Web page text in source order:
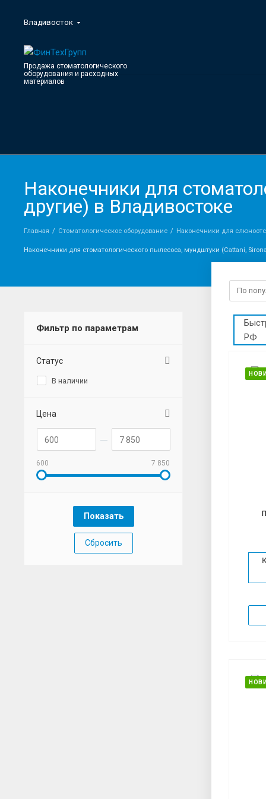
Владивосток
Продажа стоматологического
оборудования и расходных
материалов
Наконечники для
другие) в Владивостоке
Главная Стоматологическое оборудование Наконечники для
Наконечники для стоматологического пылесоса, мундштуки (Сattani,
РФ
Фильтр по параметрам
Статус
В наличии
Цена
600 7 850
Сбросить